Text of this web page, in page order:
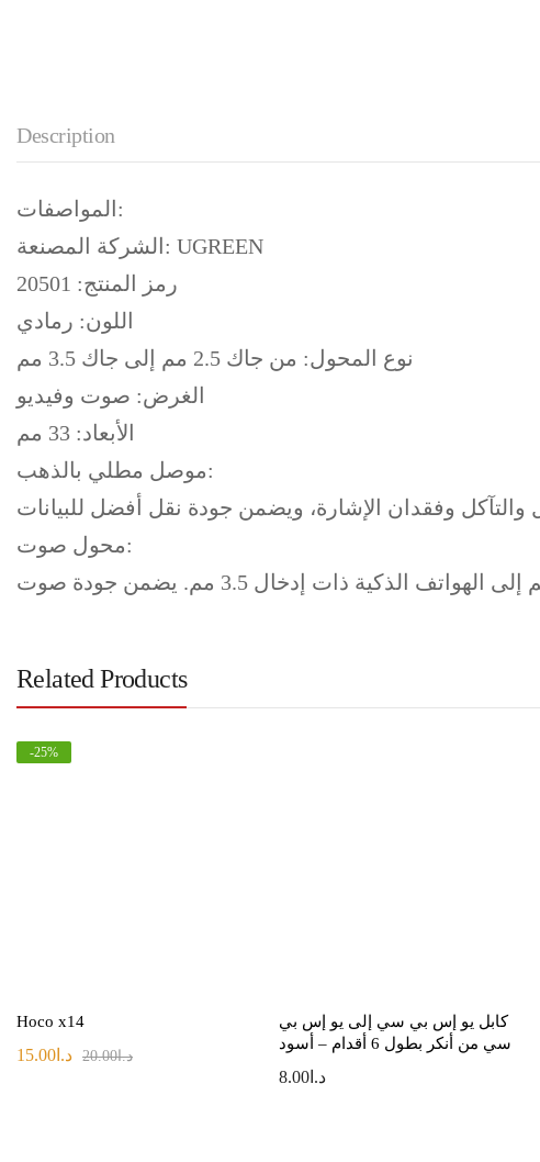
Description
المواصفات:
الشركة المصنعة: UGREEN
رمز المنتج: 20501
اللون: رمادي
نوع المحول: من جاك 2.5 مم إلى جاك 3.5 مم
الغرض: صوت وفيديو
الأبعاد: 33 مم
موصل مطلي بالذهب:
محول صوت:
Related Products
-25%
Hoco x14
د.ا20.00 د.ا 15.00
كابل يو إس بي سي إلى يو إس بي
سي من أنكر بطول 6 أقدام – أسود
د.ا8.00